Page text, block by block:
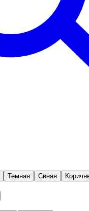
Темная Синяя